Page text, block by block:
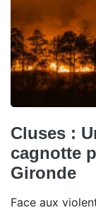
Cluses :
cagnotte
Gironde
Face aux